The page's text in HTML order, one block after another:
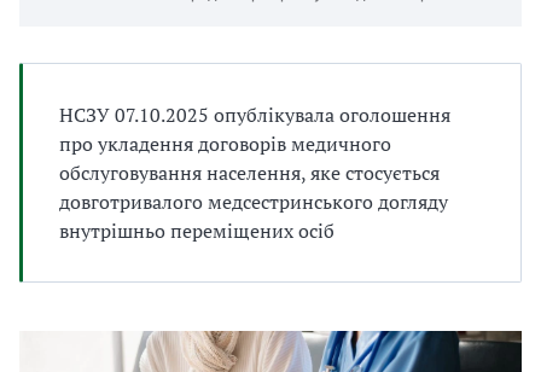
НСЗУ 07.10.2025 опублікувала оголошення
про укладення договорів медичного
обслуговування населення, яке стосується
довготривалого медсестринського догляду
внутрішньо переміщених осіб